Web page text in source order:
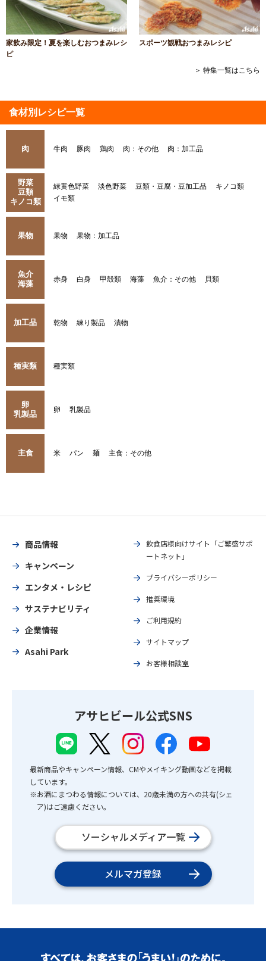
家飲み限定！夏を楽しむおつまみレシ
ピ
スポーツ観戦おつまみレシピ
＞ 特集一覧はこちら
食材別レシピ一覧
肉 牛肉 豚肉 鶏肉 肉：その他 肉：加工品
野菜
豆類
キノコ類
緑黄色野菜 淡色野菜 豆類・豆腐・豆加工品
キノコ類
イモ類
果物 果物 果物：加工品
魚介
海藻
赤身 白身 甲殻類 海藻 魚介：その他 貝類
加工品 乾物 練り製品 漬物
種実類 種実類
卵
乳製品
卵 乳製品
主食 米 パン 麺 主食：その他
商品情報
キャンペーン
エンタメ・レシピ
サステナビリティ
企業情報
Asahi Park
飲食店様向けサイト「ご繁盛サポ
ートネット」
プライバシーポリシー
推奨環境
ご利用規約
サイトマップ
お客様相談室
アサヒビール公式SNS
最新商品やキャンペーン情報、CMやメイキング動画などを掲載
しています。
※お酒にまつわる情報については、20歳未満の方への共有(シェ
ア)はご遠慮ください。
ソーシャルメディア一覧
メルマガ登録